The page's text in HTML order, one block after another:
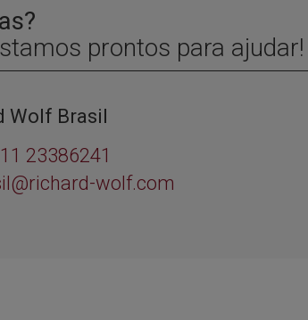
prontos para ajudar!
Wolf Brasil
23386241
wolf.com